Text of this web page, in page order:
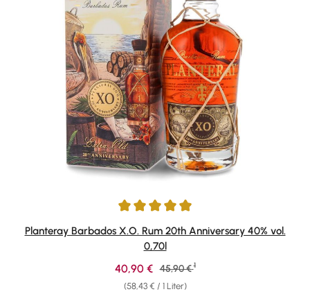
Durchschnittliche Bewertung von 4.91 von 5 Sternen
Planteray Barbados X.O. Rum 20th Anniversary 40% vol.
0,70l
(58,43 € / 1 Liter)
Verkaufspreis:
40,90 € Regulärer Preis:
45,90 € 1